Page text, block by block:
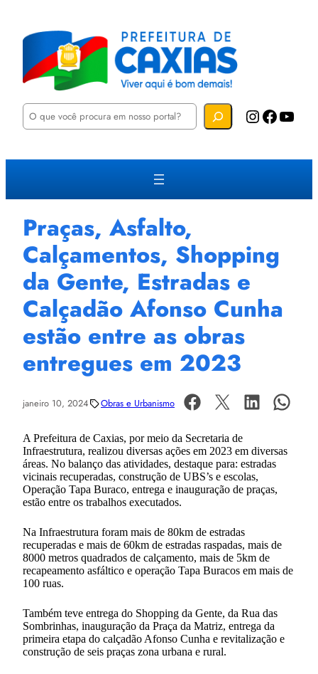
P
u
a
Instagram Facebook YouTube
Praças, Asfalto,
Calçamentos, Shopping
da Gente, Estradas e
Calçadão Afonso Cunha
estão entre as obras
entregues em 2023
janeiro 10, 2024 Obras e Urbanismo
A Prefeitura de Caxias, por meio da Secretaria de
Infraestrutura, realizou diversas ações em 2023 em diversas
áreas. No balanço das atividades, destaque para: estradas
vicinais recuperadas, construção de UBS’s e escolas,
Operação Tapa Buraco, entrega e inauguração de praças,
estão entre os trabalhos executados.
Na Infraestrutura foram mais de 80km de estradas
recuperadas e mais de 60km de estradas raspadas, mais de
8000 metros quadrados de calçamento, mais de 5km de
recapeamento asfáltico e operação Tapa Buracos em mais de
100 ruas.
Também teve entrega do Shopping da Gente, da Rua das
Sombrinhas, inauguração da Praça da Matriz, entrega da
primeira etapa do calçadão Afonso Cunha e revitalização e
construção de seis praças zona urbana e rural.